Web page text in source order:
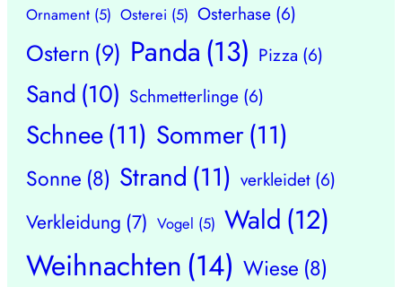
Ornament (5) Osterei (5) Osterhase (6)
Ostern (9) Panda (13) Pizza (6)
Sand (10) Schmetterlinge (6)
Schnee(11) Sommer(11)
Sonne (8) Strand (11) verkleidet (6)
Verkleidung (7) Vogel (5) Wald (12)
Weihnachten(14) Wiese (8)